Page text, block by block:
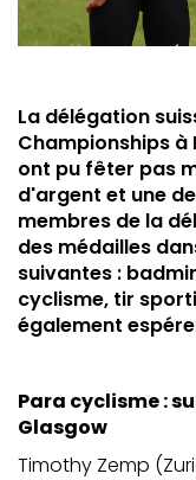
La délégation
Championships à
ont pu fêter pas
d'argent et une
membres de la
des médailles
suivantes :
cyclisme, tir
également
Para cyclisme :
Glasgow
Timothy Zemp